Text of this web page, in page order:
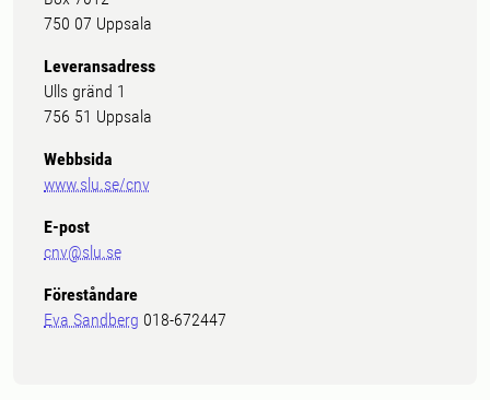
750 07 Uppsala
Leveransadress
Ulls gränd 1
756 51 Uppsala
Webbsida
www.slu.se/cnv
E-post
cnv@slu.se
Föreståndare
Eva Sandberg 018-672447